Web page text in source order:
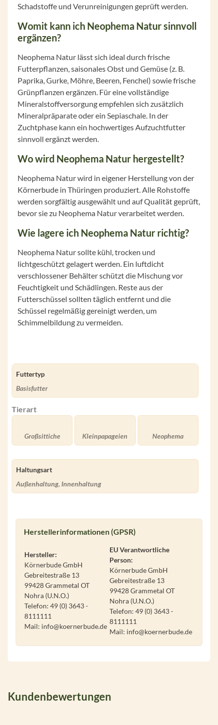
Schadstoffe und Verunreinigungen geprüft werden.
Womit kann ich Neophema Natur sinnvoll
ergänzen?
Neophema Natur lässt sich ideal durch frische
Futterpflanzen, saisonales Obst und Gemüse (z. B.
Paprika, Gurke, Möhre, Beeren, Fenchel) sowie frische
Grünpflanzen ergänzen. Für eine vollständige
Mineralstoffversorgung empfehlen sich zusätzlich
Mineralpräparate oder ein Sepiaschale. In der
Zuchtphase kann ein hochwertiges Aufzuchtfutter
sinnvoll ergänzt werden.
Wo wird Neophema Natur hergestellt?
Neophema Natur wird in eigener Herstellung von der
Körnerbude in Thüringen produziert. Alle Rohstoffe
werden sorgfältig ausgewählt und auf Qualität geprüft,
bevor sie zu Neophema Natur verarbeitet werden.
Wie lagere ich Neophema Natur richtig?
Neophema Natur sollte kühl, trocken und
lichtgeschützt gelagert werden. Ein luftdicht
verschlossener Behälter schützt die Mischung vor
Feuchtigkeit und Schädlingen. Reste aus der
Futterschüssel sollten täglich entfernt und die
Schüssel regelmäßig gereinigt werden, um
Schimmelbildung zu vermeiden.
Futtertyp
Basisfutter
Tierart
Großsittiche Kleinpapageien Neophema
Haltungsart
Außenhaltung, Innenhaltung
Herstellerinformationen (GPSR)
Hersteller:
Körnerbude GmbH
Gebreitestraße 13
99428 Grammetal OT
Nohra (U.N.O.)
Telefon: 49 (0) 3643 -
8111111
Mail: info@koernerbude.de
EU Verantwortliche
Person:
Körnerbude GmbH
Gebreitestraße 13
99428 Grammetal OT
Nohra (U.N.O.)
Telefon: 49 (0) 3643 -
8111111
Mail: info@koernerbude.de
Kundenbewertungen